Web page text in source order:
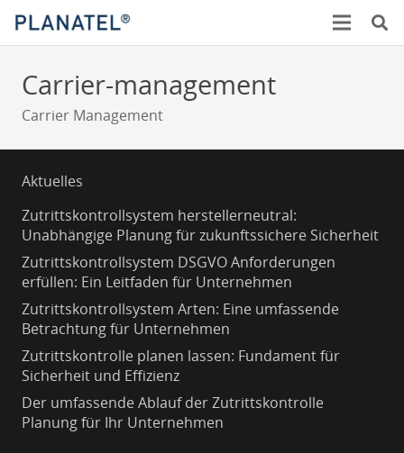
Carrier-management
Carrier Management
Aktuelles
Zutrittskontrollsystem herstellerneutral:
Unabhängige Planung für zukunftssichere Sicherheit
Zutrittskontrollsystem DSGVO Anforderungen
erfüllen: Ein Leitfaden für Unternehmen
Zutrittskontrollsystem Arten: Eine umfassende
Betrachtung für Unternehmen
Zutrittskontrolle planen lassen: Fundament für
Sicherheit und Effizienz
Der umfassende Ablauf der Zutrittskontrolle
Planung für Ihr Unternehmen